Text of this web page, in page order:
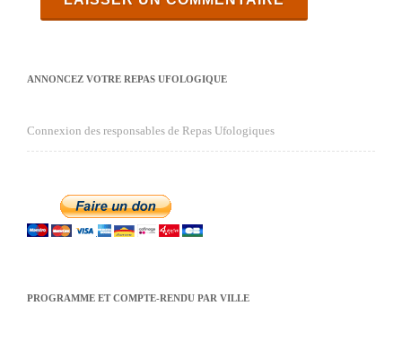
ANNONCEZ VOTRE REPAS UFOLOGIQUE
Connexion des responsables de Repas Ufologiques
PROGRAMME ET COMPTE-RENDU PAR VILLE